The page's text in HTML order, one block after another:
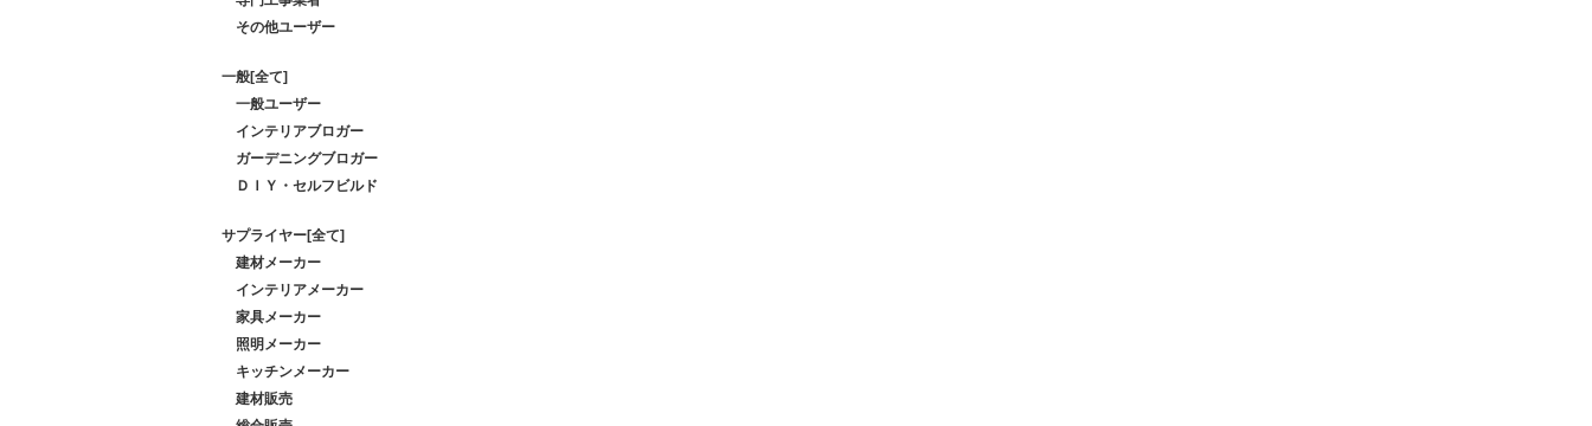
その他ユーザー
一般[全て]
一般ユーザー
インテリアブロガー
ガーデニングブロガー
ＤＩＹ・セルフビルド
サプライヤー[全て]
建材メーカー
インテリアメーカー
家具メーカー
照明メーカー
キッチンメーカー
建材販売